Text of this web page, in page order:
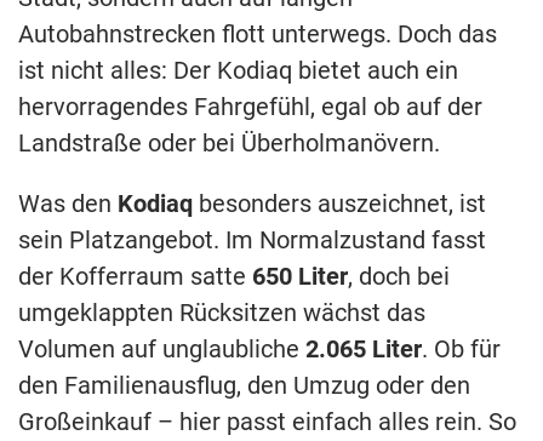
Autobahnstrecken flott unterwegs. Doch das
ist nicht alles: Der Kodiaq bietet auch ein
hervorragendes Fahrgefühl, egal ob auf der
Landstraße oder bei Überholmanövern.
Was den Kodiaq besonders auszeichnet, ist
sein Platzangebot. Im Normalzustand fasst
der Kofferraum satte 650 Liter, doch bei
umgeklappten Rücksitzen wächst das
Volumen auf unglaubliche 2.065 Liter. Ob für
den Familienausflug, den Umzug oder den
Großeinkauf – hier passt einfach alles rein. So